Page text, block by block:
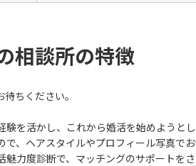
相談所の特徴
ちください。
を活かし、これから婚活を始めようと
、ヘアスタイルやプロフィール写真で
魅力度診断で、マッチングのサポートを